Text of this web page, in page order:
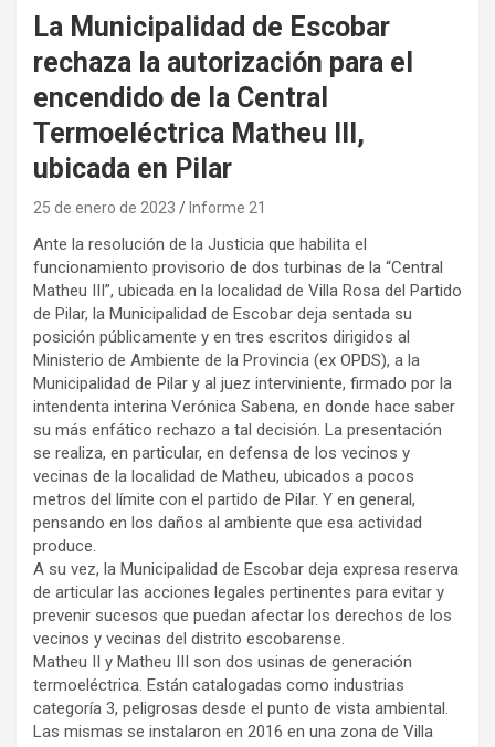
La Municipalidad de Escobar
rechaza la autorización para el
encendido de la Central
Termoeléctrica Matheu III,
ubicada en Pilar
25 de enero de 2023 Informe 21
Ante la resolución de la Justicia que habilita el
funcionamiento provisorio de dos turbinas de la “Central
Matheu III”, ubicada en la localidad de Villa Rosa del Partido
de Pilar, la Municipalidad de Escobar deja sentada su
posición públicamente y en tres escritos dirigidos al
Ministerio de Ambiente de la Provincia (ex OPDS), a la
Municipalidad de Pilar y al juez interviniente, firmado por la
intendenta interina Verónica Sabena, en donde hace saber
su más enfático rechazo a tal decisión. La presentación
se realiza, en particular, en defensa de los vecinos y
vecinas de la localidad de Matheu, ubicados a pocos
metros del límite con el partido de Pilar. Y en general,
pensando en los daños al ambiente que esa actividad
produce.
A su vez, la Municipalidad de Escobar deja expresa reserva
de articular las acciones legales pertinentes para evitar y
prevenir sucesos que puedan afectar los derechos de los
vecinos y vecinas del distrito escobarense.
Matheu II y Matheu III son dos usinas de generación
termoeléctrica. Están catalogadas como industrias
categoría 3, peligrosas desde el punto de vista ambiental.
Las mismas se instalaron en 2016 en una zona de Villa